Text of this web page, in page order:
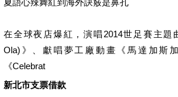
夏語心辣舞紅到海外訣竅是鼻孔
在全球夜店爆紅，演唱2014世足賽主題
Ola)》、獻唱夢工廠動畫《馬達加斯
《Celebrat
新北市支票借款